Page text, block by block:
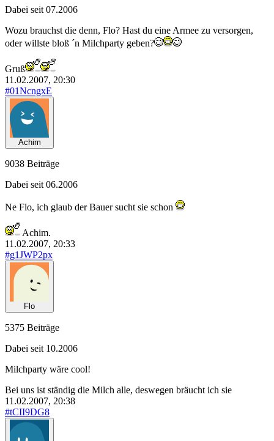
Dabei seit 07.2006
Wozu brauchst die denn, Flo? Hast du eine Armee zu versorgen,
oder willste bloß ´n Milchparty geben?
Gruß
11.02.2007, 20:30
#01NcngxE
Achim
9038 Beiträge
Dabei seit 06.2006
Ne Flo, ich glaub der Bauer sucht sie schon
Achim.
11.02.2007, 20:33
#g1JWP2px
Flo
5375 Beiträge
Dabei seit 10.2006
Milchparty wäre cool!
Bei uns ist ständig die Milch alle, deswegen bräucht ich sie
11.02.2007, 20:38
#tCII9DG8